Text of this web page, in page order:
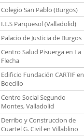
Colegio San Pablo (Burgos)
I.E.S Parquesol (Valladolid)
Palacio de Justicia de Burgos
Centro Salud Pisuerga en La
Flecha
Edificio Fundación CARTIF en
Boecillo
Centro Social Segundo
Montes, Valladolid
Derribo y Construccion de
Cuartel G. Civil en Villablino